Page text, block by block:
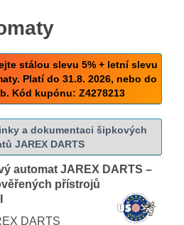
stálou slevu 5% + letní slevu
Platí do 31.8. 2026, nebo do
Kód kupónu: Z4278213
a dokumentaci šipkových
JAREX DARTS
automat JAREX DARTS –
přístrojů
DARTS